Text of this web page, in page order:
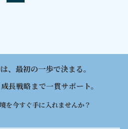
、最初の一歩で決まる。
長戦略まで一貫サポート。
を今すぐ手に入れませんか？